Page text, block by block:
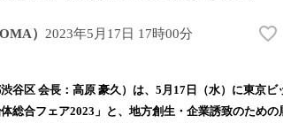
） 2023年5月17日 17時00分
い
！
数
谷区 会長：高原 豪久）は、5月17日（水）に東京
総合フェア2023」と、地方創生・企業誘致のための